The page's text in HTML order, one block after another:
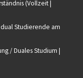
(Vollzeit |
Studierende am
/ Duales Studium |